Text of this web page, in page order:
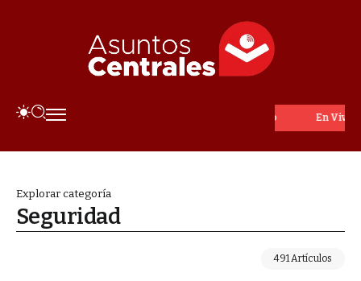
En Vivo
Explorar categoría
Seguridad
491 Artículos